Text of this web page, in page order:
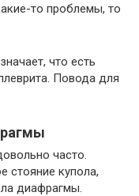
то проблемы, то
что есть
Повода для
часто.
стояние купола,
диафрагмы.